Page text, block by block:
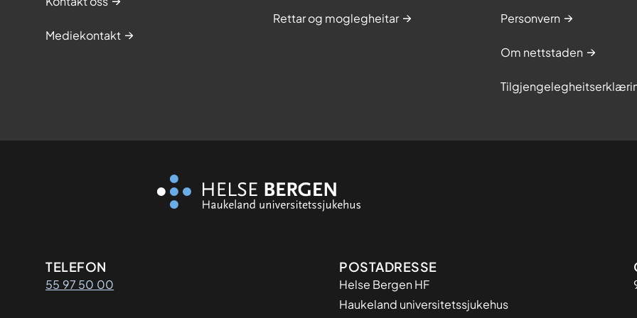
Mediekontakt
Rettar og moglegheitar Personvern
Om nettstaden
Kontaktinformasjon
TELEFON
55 97 50 00 Adresse
POSTADRESSE
Helse Bergen HF
Haukeland universitetssjukehus